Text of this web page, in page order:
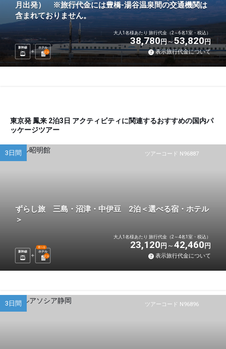
月出発） ※旅行代金には豊橋-湯谷温泉間の交通機関は
含まれておりません。
新幹線
ホテル
2泊
大人1名様あたり 旅行代金（2～6名1室・税込）
38,780円 53,820円
表示旅行代金について
東京発 鳳来 2泊3日 アクティビティに関連するおすすめの国内パ
ッケージツアー
ツアーコード N96887
3日間
ずらし旅 三島・沼津・中伊豆 2泊＜選べる宿・ホテル
＞
新幹線 ホテル
選べる
2泊
大人1名様あたり 旅行代金（2～4名1室・税込）
23,120 円 42,460 円
表示旅行代金について
ツアーコード N96896
3日間